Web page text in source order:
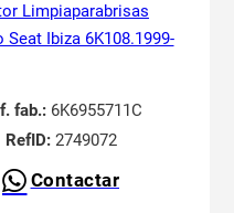
Limpiaparabrisas
Seat Ibiza 6K108.1999-
fab.:6K6955711C
RefID:2749072
Contactar